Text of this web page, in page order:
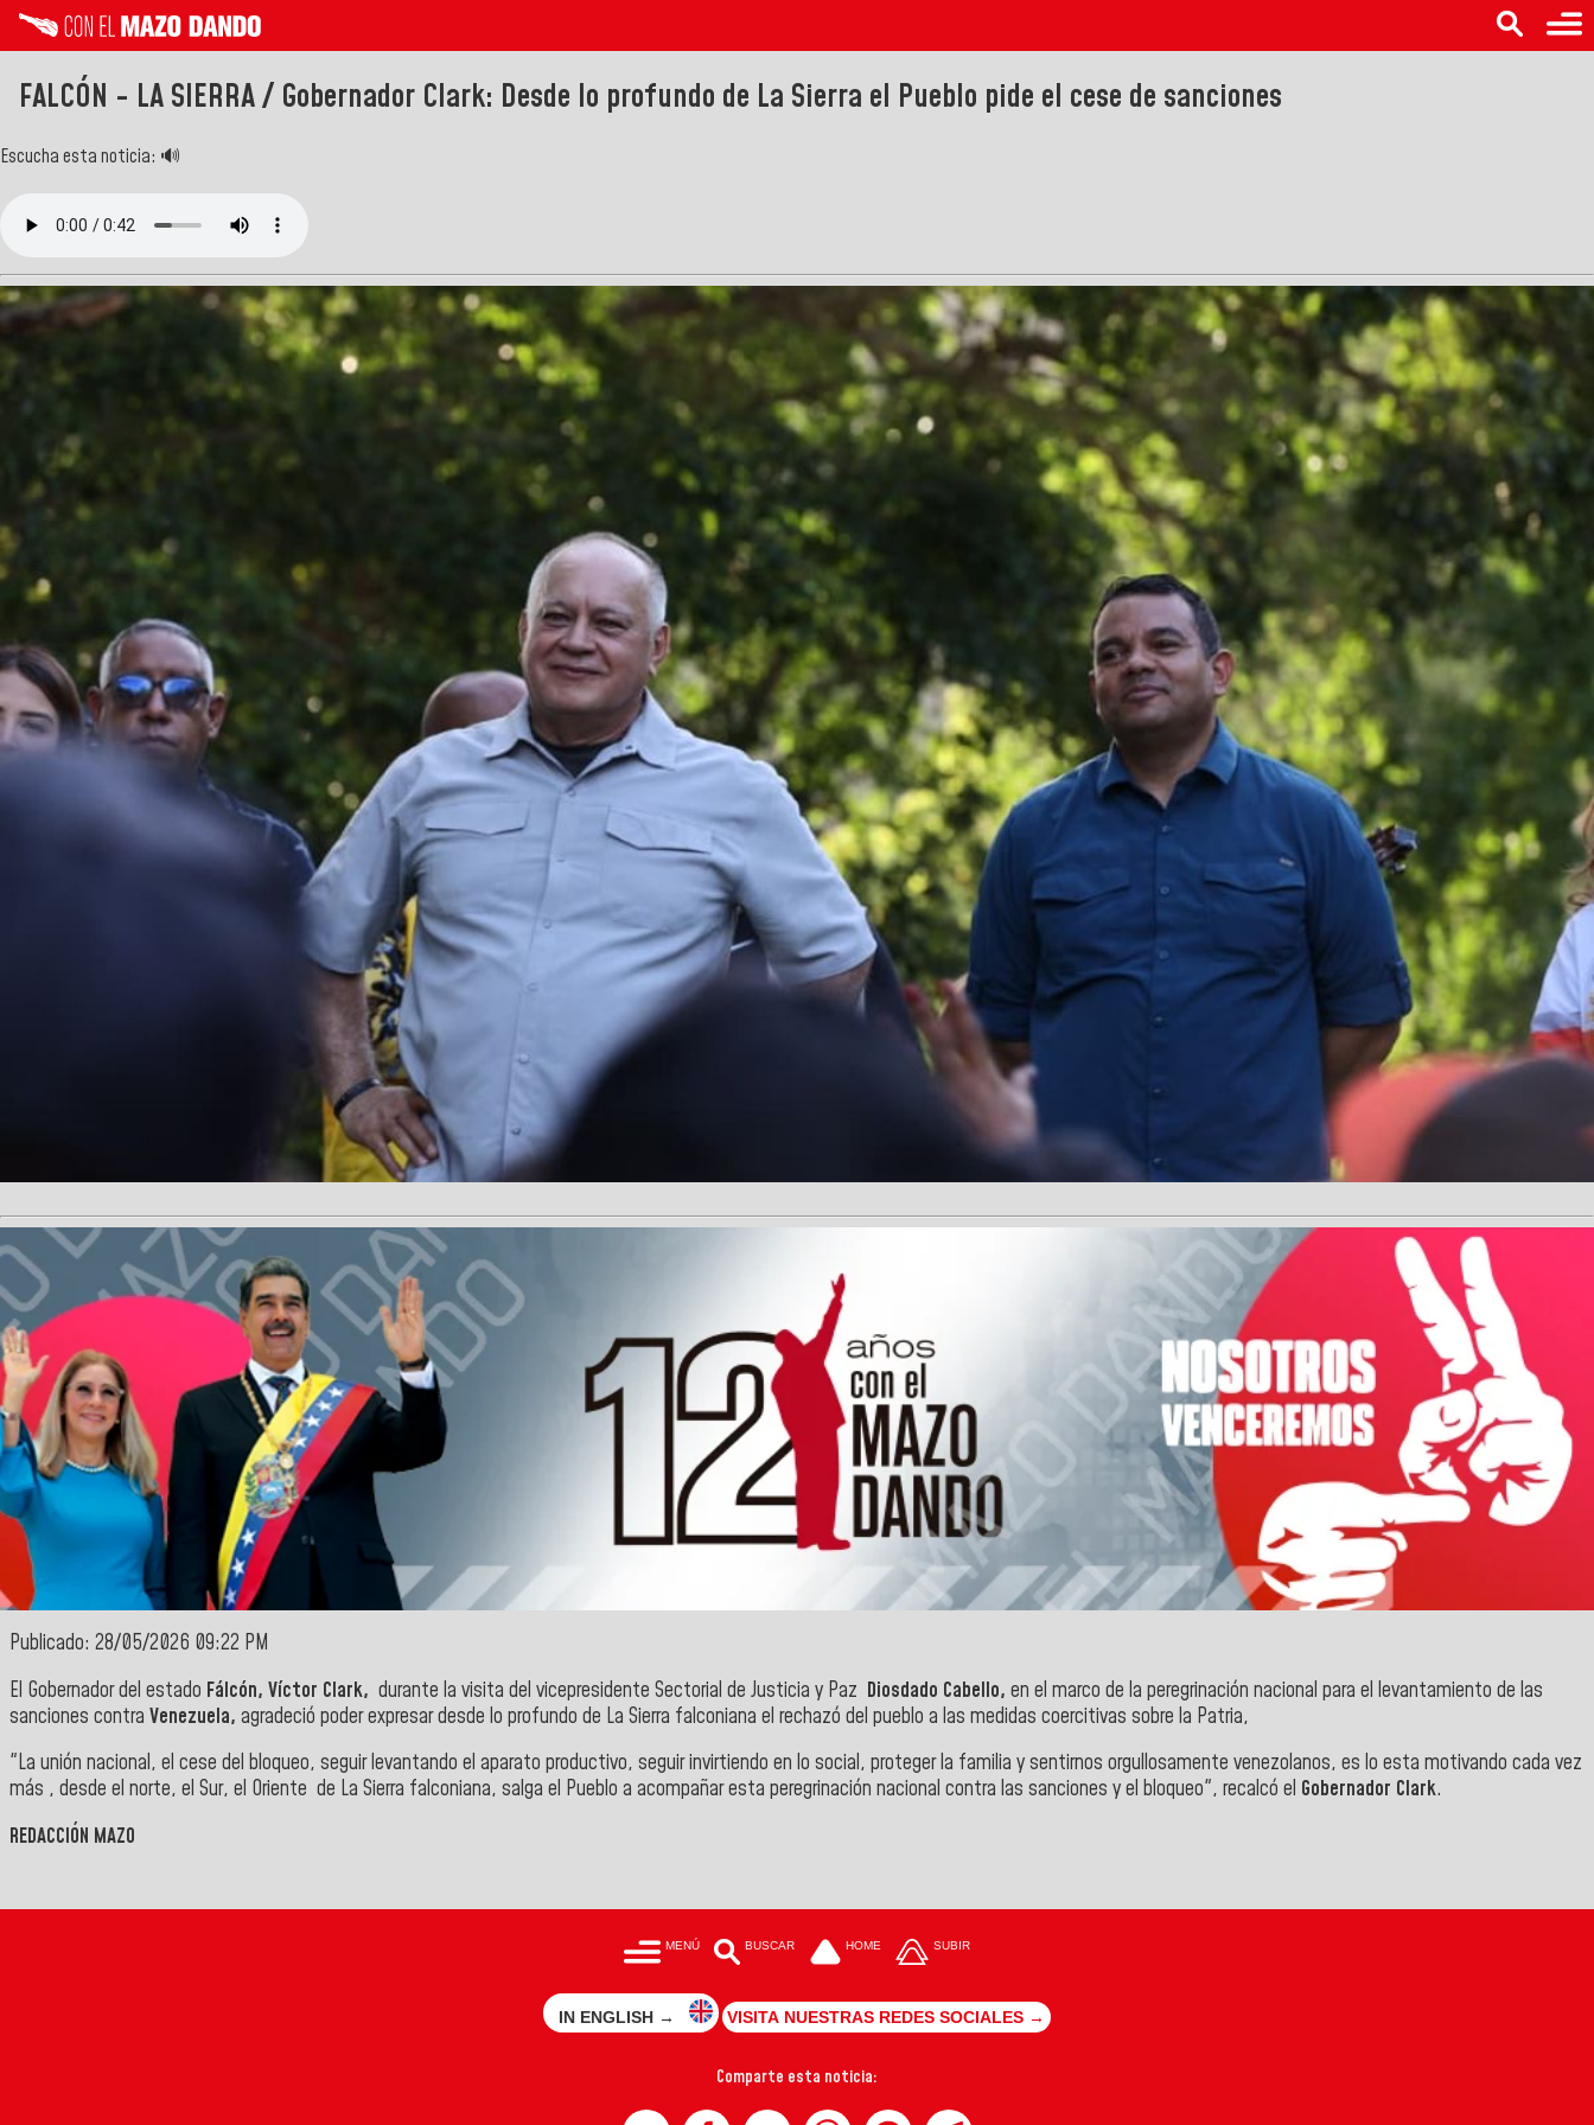
FALCÓN - LA SIERRA / Gobernador Clark: Desde lo profundo de La Sierra el Pueblo pide el cese de sanciones
Escucha esta noticia: 🔊
Publicado: 28/05/2026 09:22 PM
El Gobernador del estado Fálcón, Víctor Clark, durante la visita del vicepresidente Sectorial de Justicia y Paz Diosdado Cabello, en el marco de la peregrinación nacional para el levantamiento de las
sanciones contra Venezuela, agradeció poder expresar desde lo profundo de La Sierra falconiana el rechazó del pueblo a las medidas coercitivas sobre la Patria,
"La unión nacional, el cese del bloqueo, seguir levantando el aparato productivo, seguir invirtiendo en lo social, proteger la familia y sentirnos orgullosamente venezolanos, es lo esta motivando cada vez
más , desde el norte, el Sur, el Oriente de La Sierra falconiana, salga el Pueblo a acompañar esta peregrinación nacional contra las sanciones y el bloqueo", recalcó el Gobernador Clark.
REDACCIÓN MAZO
MENÚ BUSCAR HOME SUBIR
IN ENGLISH → VISITA NUESTRAS REDES SOCIALES →
Comparte esta noticia: